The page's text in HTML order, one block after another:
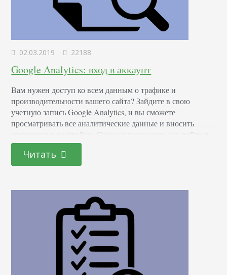
02.03.2019 22188
Google Analytics: вход в аккаунт
Вам нужен доступ ко всем данным о трафике и
производительности вашего сайта? Зайдите в свою
учетную запись Google Analytics, и вы сможете
просматривать все аналитические данные и вносить
изменения в настройки. Сегодня расскажем, как войти в
GA и защититься от злоумышленников. Как войти
Перейдите на сайт Google Analytics. Введите адрес
электронной почты, связанный с вашей учетной записью
Читать